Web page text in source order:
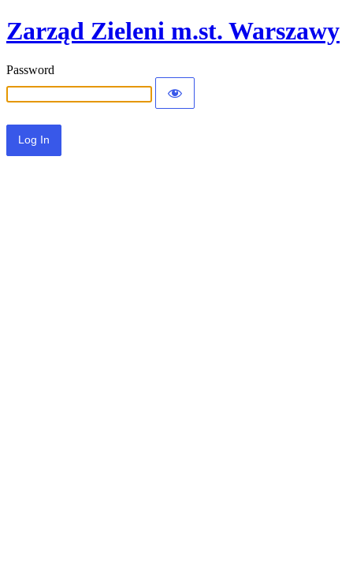
Zarząd Zieleni m.st. Warszawy
Password